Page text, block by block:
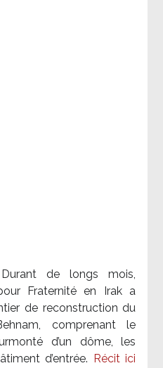
Durant de longs mois,
Fraternité en Irak a
de reconstruction du
comprenant le
d’un dôme, les
d’entrée.
Récit ici